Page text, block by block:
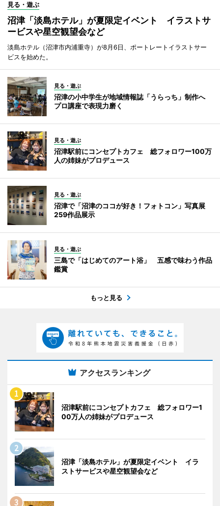
見る・遊ぶ
沼津「淡島ホテル」が夏限定イベント イラストサ
ービスや星空観望会など
淡島ホテル（沼津市内浦重寺）が8月6日、ポートレートイラストサー
ビスを始めた。
見る・遊ぶ
沼津の小中学生が地域情報誌「うらっち」制作へ
プロ講座で表現力磨く
見る・遊ぶ
沼津駅前にコンセプトカフェ 総フォロワー100万
人の姉妹がプロデュース
見る・遊ぶ
沼津で「沼津のココが好き！フォトコン」写真展
259作品展示
見る・遊ぶ
三島で「はじめてのアート浴」 五感で味わう作品
鑑賞
もっと見る
アクセスランキング
沼津駅前にコンセプトカフェ 総フォロワー1
00万人の姉妹がプロデュース
沼津「淡島ホテル」が夏限定イベント イラ
ストサービスや星空観望会など